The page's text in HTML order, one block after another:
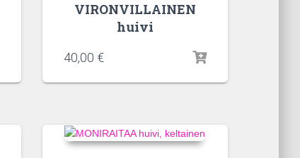
VIRONVILLAINEN
huivi
40,00 €